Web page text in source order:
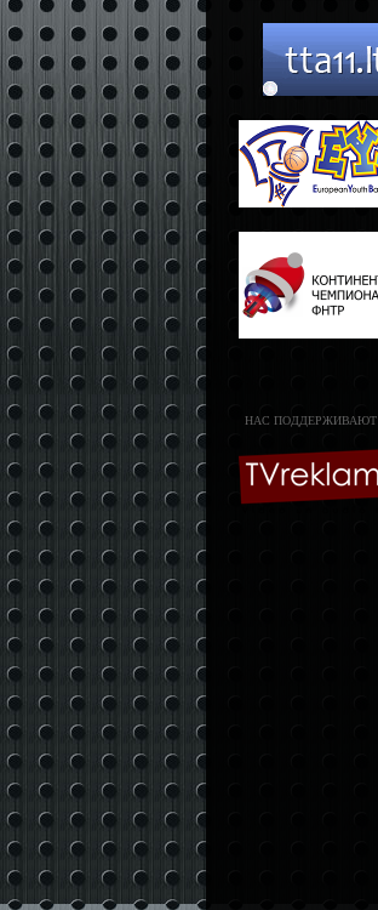
НАС ПОДДЕРЖИВАЮТ